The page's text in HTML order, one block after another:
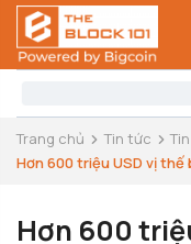
Trang chủ Tin tức
Hơn 600 triệu USD vị thế
Hơn 600